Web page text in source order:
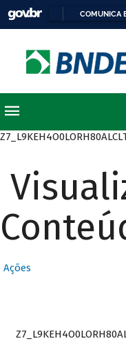
COMUNICA
Ações